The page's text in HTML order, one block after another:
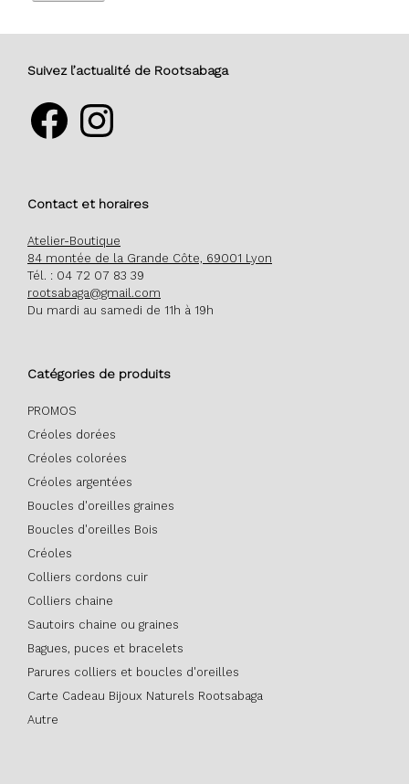
Suivez l’actualité de Rootsabaga
Facebook Instagram
Contact et horaires
Atelier-Boutique
84 montée de la Grande Côte, 69001 Lyon
Tél. : 04 72 07 83 39
rootsabaga@gmail.com
Du mardi au samedi de 11h à 19h
Catégories de produits
PROMOS
Créoles dorées
Créoles colorées
Créoles argentées
Boucles d'oreilles graines
Boucles d'oreilles Bois
Créoles
Colliers cordons cuir
Colliers chaine
Sautoirs chaine ou graines
Bagues, puces et bracelets
Parures colliers et boucles d'oreilles
Carte Cadeau Bijoux Naturels Rootsabaga
Autre